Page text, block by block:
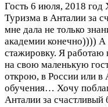
Гость 6 июля, 2018 год
Туризма в Анталии за
мне дала не только
академии конечно)))) А
стажировку. Я работаю
на свою маленькую
открою, в России или
обучения… Хочу
Анталии за